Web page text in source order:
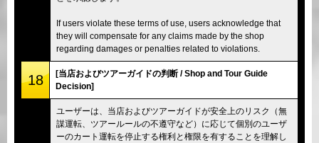
If users violate these terms of use, users acknowledge that
they will compensate for any claims made by the shop
regarding damages or penalties related to violations.
18
[当店およびツアーガイドの判断 / Shop and Tour Guide
Decision]
ユーザーは、当店およびツアーガイドが安全上のリスク（無
謀運転、ツアールールの不遵守など）に応じて個別のユーザ
ーのカート運転を停止する権利と権限を有することを理解し